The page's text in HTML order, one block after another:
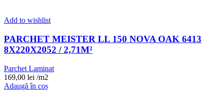
Add to wishlist
PARCHET MEISTER LL 150 NOVA OAK 6413
8X220X2052 / 2,71M²
Parchet Laminat
169,00 lei /m2
Adaugă în coș